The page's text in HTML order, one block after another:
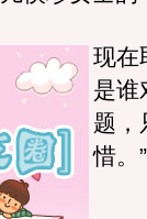
现在
是谁
题，
惜。”